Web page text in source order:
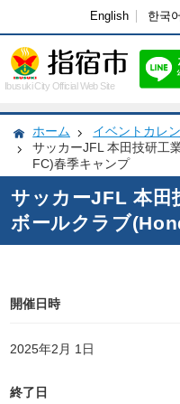
English 한국어
Ibusuki City Official Web Site
ホーム
イベントカレ
サッカーJFL 本田技研工
FC)春季キャンプ
サッカーJFL 本田
ボールクラブ
開催日時
2025年2月 1日
終了日